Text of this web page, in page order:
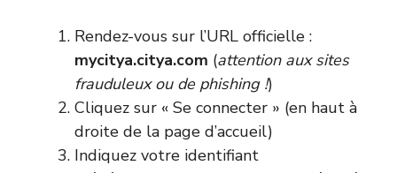
Rendez-vous sur l’URL officielle :
mycitya.citya.com (attention aux sites
frauduleux ou de phishing !)
Cliquez sur « Se connecter » (en haut à
droite de la page d’accueil)
Indiquez votre identifiant